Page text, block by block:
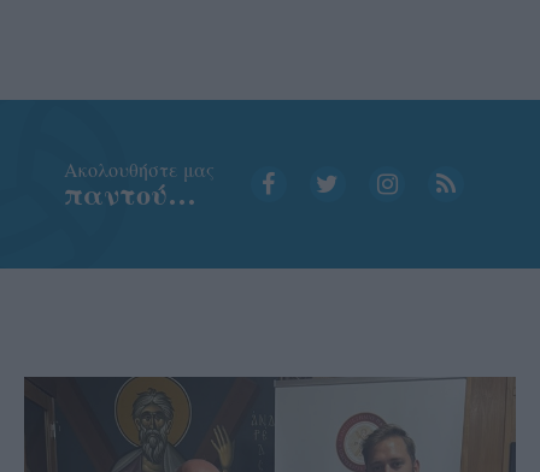
Aκολουθήστε μας
παντού…